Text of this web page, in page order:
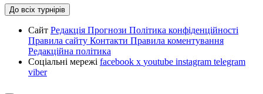
До всіх турнірів
Сайт Редакція Прогнози Політика конфіденційності
Правила сайту Контакти Правила коментування
Редакційна політика
Соціальні мережі facebook x youtube instagram telegram
viber